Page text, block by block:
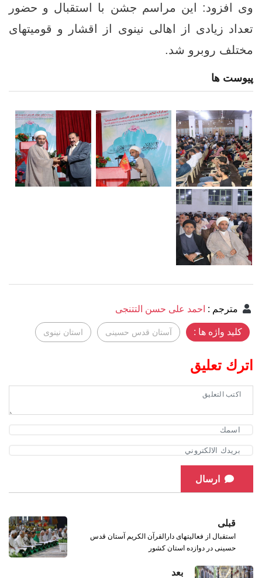
وی افزود: این مراسم جشن با استقبال و حضور
تعداد زیادی از اهالی نینوی از اقشار و قومیتهای
مختلف روبرو شد.
پیوست ها
مترجم : احمد علی حسن التتنجی
کلید واژه ها : آستان قدس حسینی استان نینوی
اترك تعليق
ارسال
قبلی
استقبال از فعالیتهای دارالقرآن الکریم آستان قدس
حسینی در دوازده استان کشور
بعد